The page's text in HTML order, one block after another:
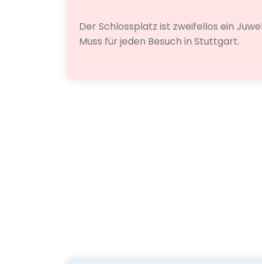
Der Schlossplatz ist zweifellos ein
Muss für jeden Besuch in Stuttgart.